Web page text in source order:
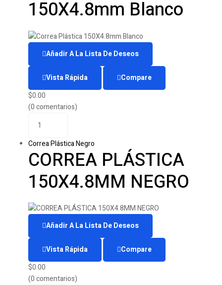
150X4.8mm Blanco
Añadir A La Lista De Deseos
Vista Rápida
Compare
$0.00
(0 comentarios)
Correa Plástica Negro
CORREA PLÁSTICA
150X4.8MM NEGRO
Añadir A La Lista De Deseos
Vista Rápida
Compare
$0.00
(0 comentarios)